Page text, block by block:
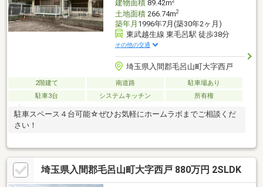
建物面積89.42m
土地面積266.74m2
築年月 1996年7月(築30年2ヶ月)
東武越生線 東毛呂駅 徒歩38分
その他の交通
埼玉県入間郡毛呂山町大字西戸
2階建て 南道路
駐車場あり
駐車3台
システムキッチン 所有権
駐車スペース４台可能☆ぜひお気軽にホームラボまでご相談くだ
さい！
埼玉県入間郡毛呂山町大字西戸 880万円 2SLDK